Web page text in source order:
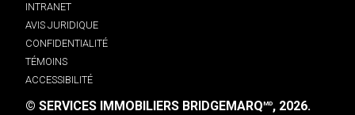
INTRANET
AVIS JURIDIQUE
CONFIDENTIALITÉ
TÉMOINS
ACCESSIBILITÉ
© SERVICES IMMOBILIERS BRIDGEMARQMD, 2026.